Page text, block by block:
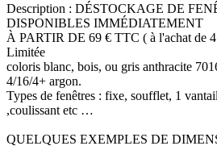
Description : DÉSTOCKAGE DE
DISPONIBLES IMMÉDIATEMENT
À PARTIR DE 69 € TTC ( à l'achat de
Limitée
coloris blanc, bois, ou gris anthracite
4/16/4+ argon.
Types de fenêtres : fixe, soufflet, 1
,coulissant etc …
QUELQUES EXEMPLES DE